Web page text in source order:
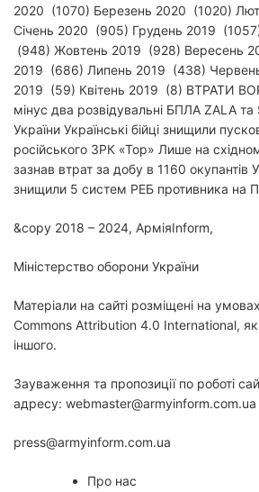
2020 (1070) Березень 2020 (1020)
Січень 2020 (905) Грудень 2019
(948) Жовтень 2019 (928) Вересень
2019 (686) Липень 2019 (438)
2019 (59) Квітень 2019 (8) ВТРАТИ
мінус два розвідувальні БПЛА ZALA та
України Українські бійці знищили
російського ЗРК «Тор» Лише на
зазнав втрат за добу в 1160 окупантів
знищили 5 систем РЕБ противника на
&copy 2018 – 2024, АрміяInform,
Міністерство оборони України
Матеріали на сайті розміщені на
Commons Attribution 4.0 International,
іншого.
Зауваження та пропозиції по роботі
адресу: webmaster@armyinform.com.ua
press@armyinform.com.ua
Про нас